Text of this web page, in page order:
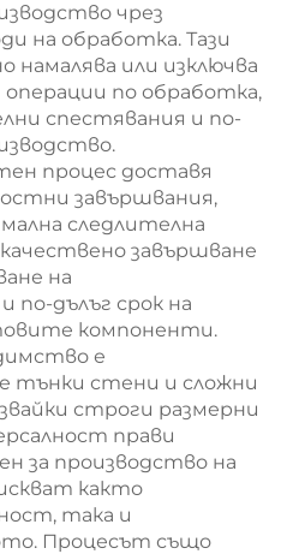
чрез
на обработка. Тази
намалява или изключва
по обработка,
спестявания и по-
процес доставя
завършвания,
следлителна
завършване
на
дълъг срок на
компоненти.
е
тънки стени и сложни
строги размерни
прави
за производство на
както
така и
Процесът също